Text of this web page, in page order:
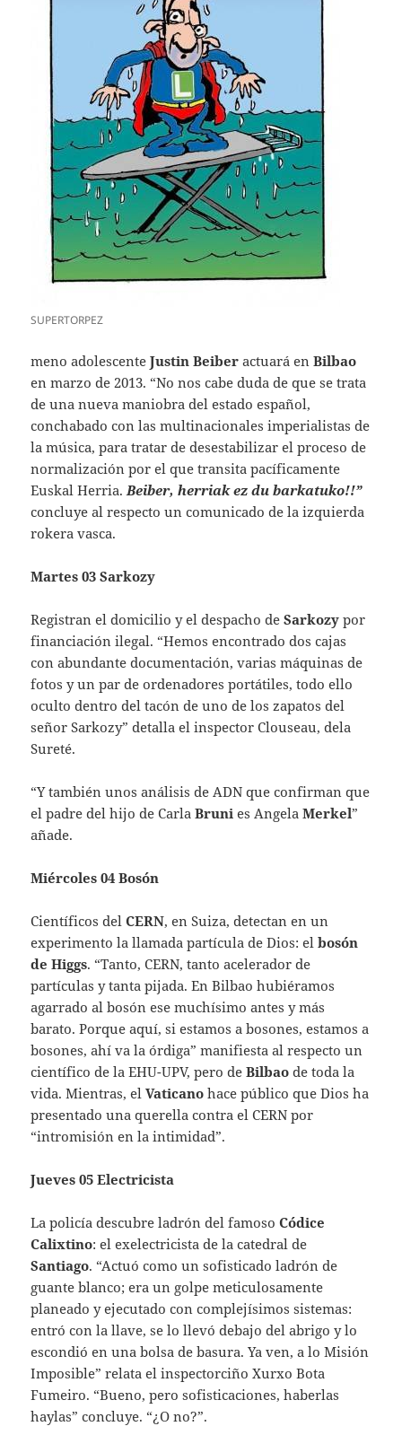
SUPERTORPEZ
meno adolescenteJustin Beiber actuará enBilbao
en marzo de 2013. “No nos cabe duda de que se trata
de una nueva maniobra del estado español,
conchabado con las multinacionales imperialistas de
la música, para tratar de desestabilizar el proceso de
normalización por el que transita pacíficamente
Euskal Herria. Beiber, herriak ez du barkatuko!!”
concluye al respecto un comunicado de la izquierda
rokera vasca.
Martes 03 Sarkozy
Registran el domicilio y el despacho deSarkozy por
financiación ilegal. “Hemos encontrado dos cajas
con abundante documentación, varias máquinas de
fotos y un par de ordenadores portátiles, todo ello
oculto dentro del tacón de uno de los zapatos del
señor Sarkozy” detalla el inspector Clouseau, dela
Sureté.
“Y también unos análisis de ADN que confirman que
el padre del hijo de CarlaBrunies AngelaMerkel”
añade.
Miércoles 04 Bosón
Científicos delCERN, en Suiza, detectan en un
experimento la llamada partícula de Dios: elbosón
de Higgs. “Tanto, CERN, tanto acelerador de
partículas y tanta pijada. En Bilbao hubiéramos
agarrado al bosón ese muchísimo antes y más
barato. Porque aquí, si estamos a bosones, estamos a
bosones, ahí va la órdiga” manifiesta al respecto un
científico de la EHU-UPV, pero deBilbao de toda la
vida. Mientras, elVaticano hace público que Dios ha
presentado una querella contra el CERN por
“intromisión en la intimidad”.
Jueves 05 Electricista
La policía descubre ladrón del famosoCódice
Calixtino: el exelectricista de la catedral de
Santiago. “Actuó como un sofisticado ladrón de
guante blanco; era un golpe meticulosamente
planeado y ejecutado con complejísimos sistemas:
entró con la llave, se lo llevó debajo del abrigo y lo
escondió en una bolsa de basura. Ya ven, a lo Misión
Imposible” relata el inspectorciño Xurxo Bota
Fumeiro. “Bueno, pero sofisticaciones, haberlas
haylas” concluye. “¿O no?”.